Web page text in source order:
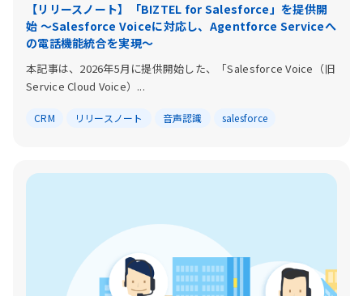
【リリースノート】「BIZTEL for Salesforce」を提供開
始 〜Salesforce Voiceに対応し、Agentforce Serviceへ
の電話機能統合を実現〜
本記事は、2026年5月に提供開始した、「Salesforce Voice（旧
Service Cloud Voice）...
CRM リリースノート 音声認識 salesforce